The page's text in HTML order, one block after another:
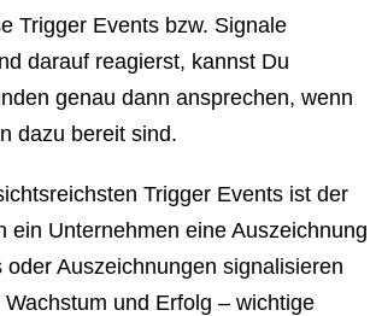
Trigger Events bzw. Signale
darauf reagierst, kannst Du
genau dann ansprechen, wenn
dazu bereit sind.
Trigger Events ist der
ein Unternehmen eine Auszeichnung
oder Auszeichnungen signalisieren
und Erfolg – wichtige